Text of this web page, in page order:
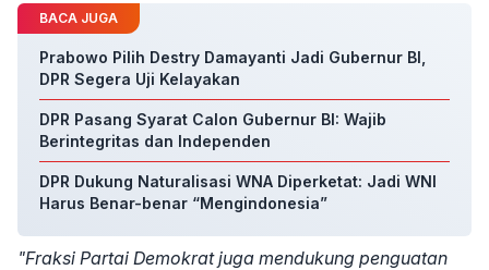
BACA JUGA
Prabowo Pilih Destry Damayanti Jadi Gubernur BI,
DPR Segera Uji Kelayakan
DPR Pasang Syarat Calon Gubernur BI: Wajib
Berintegritas dan Independen
DPR Dukung Naturalisasi WNA Diperketat: Jadi WNI
Harus Benar-benar “Mengindonesia”
"Fraksi Partai Demokrat juga mendukung penguatan